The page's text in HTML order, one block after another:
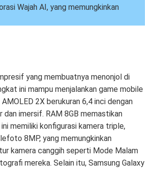
Wajah AI, yang memungkinkan
yang membuatnya menonjol di
ini mampu menjalankan game mobile
2X berukuran 6,4 inci dengan
imersif. RAM 8GB memastikan
memiliki konfigurasi kamera triple,
8MP, yang memungkinkan
kamera canggih seperti Mode Malam
mereka. Selain itu, Samsung Galaxy